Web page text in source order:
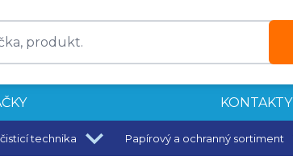
KONTAKTY
technika Papírový a ochranný sortiment